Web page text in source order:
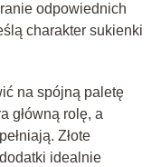
odpowiednich
charakter sukienki
na spójną paletę
główną rolę, a
Złote
idealnie